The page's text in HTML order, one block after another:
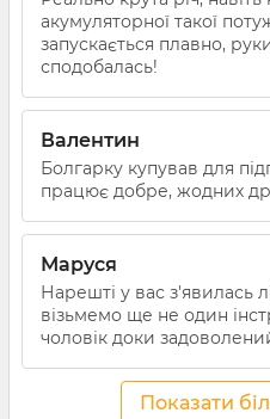
акумуляторної такої
запускається плавно,
сподобалась!
Валентин
Болгарку купував для
працює добре, жодних
Маруся
Нарешті у вас з'явилась
візьмемо ще не один
чоловік доки
Показати